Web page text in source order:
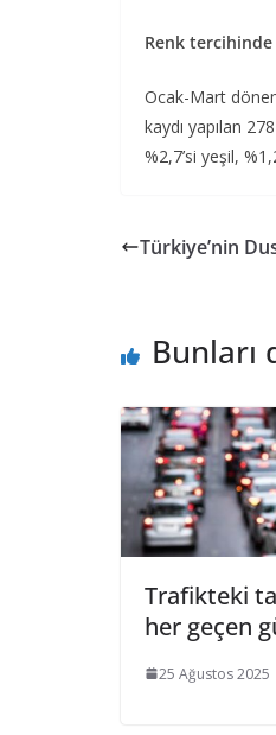
Renk tercihinde
Ocak-Mart
kaydı yapılan
%2,7’si yeşil,
Türkiye’nin
Bunları
Trafikteki
her geçen
25 Ağustos 2025